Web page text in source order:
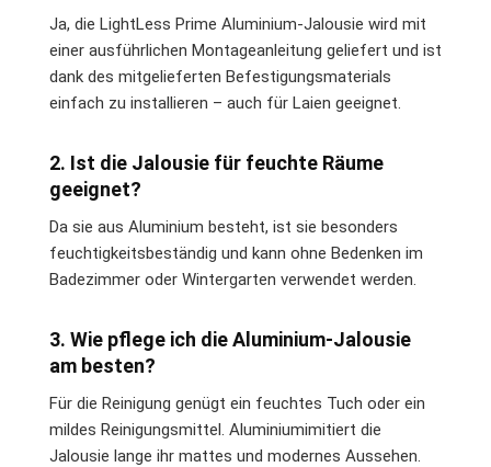
Ja, die LightLess Prime Aluminium-Jalousie wird mit
einer ausführlichen Montageanleitung geliefert und ist
dank des mitgelieferten Befestigungsmaterials
einfach zu installieren – auch für Laien geeignet.
2. Ist die Jalousie für feuchte Räume
geeignet?
Da sie aus Aluminium besteht, ist sie besonders
feuchtigkeitsbeständig und kann ohne Bedenken im
Badezimmer oder Wintergarten verwendet werden.
3. Wie pflege ich die Aluminium-Jalousie
am besten?
Für die Reinigung genügt ein feuchtes Tuch oder ein
mildes Reinigungsmittel. Aluminiumimitiert die
Jalousie lange ihr mattes und modernes Aussehen.